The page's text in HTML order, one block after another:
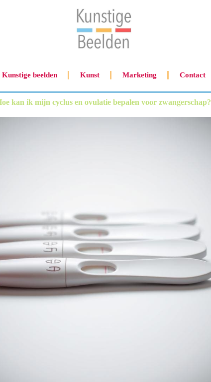
Kunstige beelden Kunst Marketing Contact
kan ik mijn cyclus en ovulatie bepalen voor zwangerschap?